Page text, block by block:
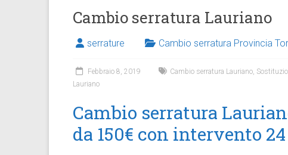
Cambio serratura Lauriano
serrature Cambio serratura Provincia
Febbraio 8, 2019 Cambio serratura Lauriano,
Lauriano
Cambio serratura
da 150€ con intervento